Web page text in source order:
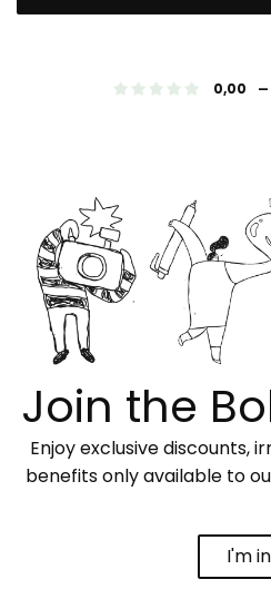
0,00 -
Join the
Enjoy exclusive discounts,
benefits only available to
I'm in